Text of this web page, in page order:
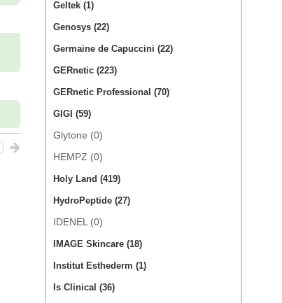
Geltek (1)
Genosys (22)
Germaine de Capuccini (22)
GERnetic (223)
GERnetic Professional (70)
GIGI (59)
Glytone (0)
HEMPZ (0)
Holy Land (419)
HydroPeptide (27)
IDENEL (0)
IMAGE Skincare (18)
Institut Esthederm (1)
Is Clinical (36)